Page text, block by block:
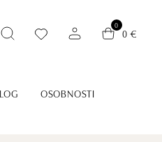
0
0 €
OSOBNOSTI